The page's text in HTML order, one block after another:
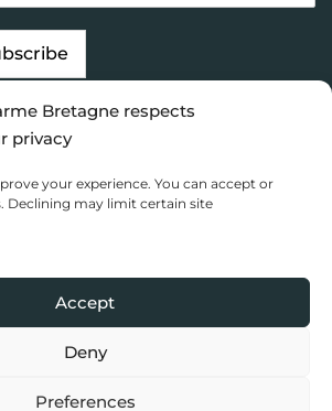
Bretagne respects
privacy
your experience. You can accept or
Declining may limit certain site
Accept
Deny
Preferences
Bretagne |
Toile bleue